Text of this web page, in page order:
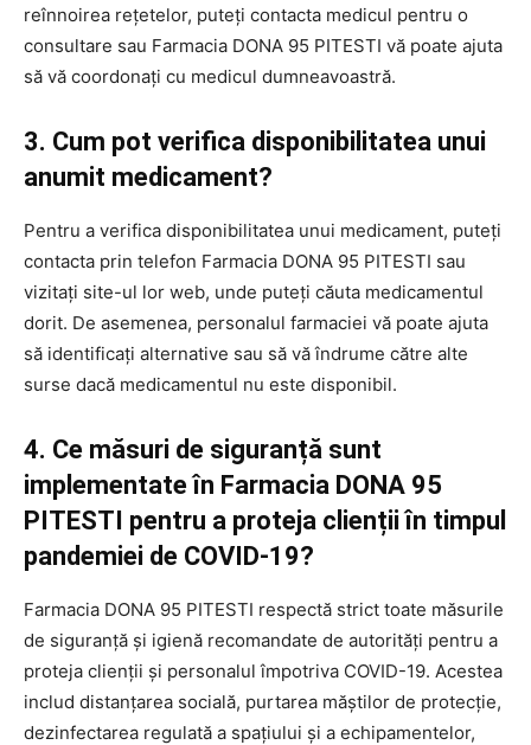
reînnoirea rețetelor, puteți contacta medicul pentru o
consultare sau Farmacia DONA 95 PITESTI vă poate ajuta
să vă coordonați cu medicul dumneavoastră.
3. Cum pot verifica disponibilitatea unui
anumit medicament?
Pentru a verifica disponibilitatea unui medicament, puteți
contacta prin telefon Farmacia DONA 95 PITESTI sau
vizitați site-ul lor web, unde puteți căuta medicamentul
dorit. De asemenea, personalul farmaciei vă poate ajuta
să identificați alternative sau să vă îndrume către alte
surse dacă medicamentul nu este disponibil.
4. Ce măsuri de siguranță sunt
implementate în Farmacia DONA 95
PITESTI pentru a proteja clienții în timpul
pandemiei de COVID-19?
Farmacia DONA 95 PITESTI respectă strict toate măsurile
de siguranță și igienă recomandate de autorități pentru a
proteja clienții și personalul împotriva COVID-19. Acestea
includ distanțarea socială, purtarea măștilor de protecție,
dezinfectarea regulată a spațiului și a echipamentelor,